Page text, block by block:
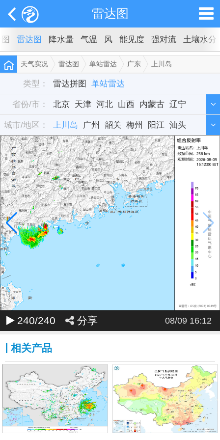
雷达图
雷达图 降水量 气温 风 能见度 强对流 土壤水分
天气实况 雷达图 单站雷达 广东 上川岛
类型： 雷达拼图 单站雷达
省份/市： 北京 天津 河北 山西 内蒙古 辽宁
吉林 黑龙江 上海 江苏 浙江 安徽
福建 江西 山东 河南 湖北 湖南 广东
广西 海南 重庆 四川 贵州 云南 西藏
陕西 甘肃 青海 宁夏 新疆
城市/地区： 上川岛 广州 韶关 梅州 阳江 汕头
深圳 湛江 河源 汕尾 肇庆 连州 茂名
240/240 分享 08/09 16:12
相关产品